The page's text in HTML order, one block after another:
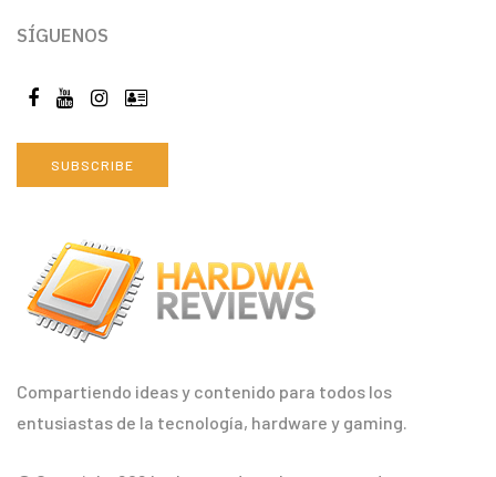
Compartiendo ideas y contenido para todos los
entusiastas de la tecnología, hardware y gaming.
SÍGUENOS
SUBSCRIBE